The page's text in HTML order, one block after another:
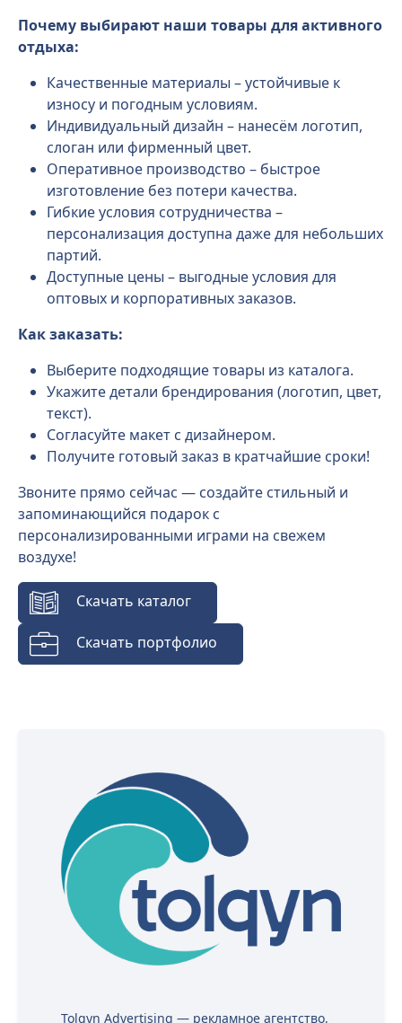
Почему выбирают наши товары для активного
отдыха:
Качественные материалы – устойчивые к
износу и погодным условиям.
Индивидуальный дизайн – нанесём логотип,
слоган или фирменный цвет.
Оперативное производство – быстрое
изготовление без потери качества.
Гибкие условия сотрудничества –
персонализация доступна даже для небольших
партий.
Доступные цены – выгодные условия для
оптовых и корпоративных заказов.
Как заказать:
Выберите подходящие товары из каталога.
Укажите детали брендирования (логотип, цвет,
текст).
Согласуйте макет с дизайнером.
Получите готовый заказ в кратчайшие сроки!
Звоните прямо сейчас — создайте стильный и
запоминающийся подарок с
персонализированными играми на свежем
воздухе!
Скачать каталог
Скачать портфолио
Tolqyn Advertising — рекламное агентство,